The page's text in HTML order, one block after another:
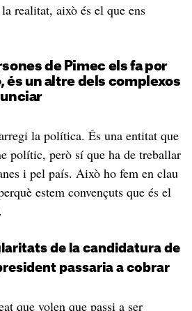
realitat, això és el que ens
de Pimec els fa por
és un altre dels complexos
la política. És una entitat que
polític, però sí que ha de treballar
i pel país. Això ho fem en clau
estem convençuts que és el
de la candidatura de
passaria a cobrar
que volen que passi a ser